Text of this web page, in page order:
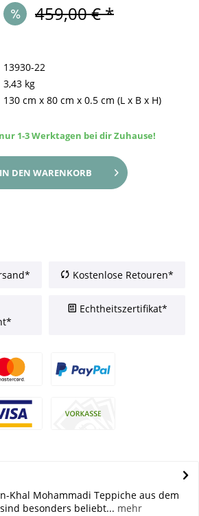
459,00 € *
13930-22
3,43 kg
130 cm x 80 cm x 0.5 cm (L x B x H)
1-3 Werktagen bei dir Zuhause!
IN DEN WARENKORB
Kostenlose Retouren*
Echtheitszertifikat*
Khal Mohammadi Teppiche aus dem
besonders beliebt... mehr